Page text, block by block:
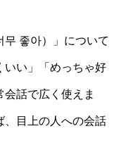
좋아）」について
いい」「めっちゃ好
話で広く使えま
、目上の人への会話